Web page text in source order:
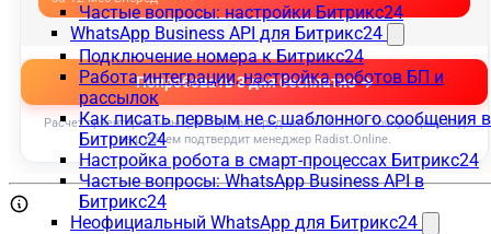
Частые вопросы: настройки Битрикс24
WhatsApp Business API для Битрикс24
Подключение номера к Битрикс24
Работа интеграции, настройка роботов БП и
рассылок
Как писать первым не с шаблонного сообщения в
Битрикс24
Настройка робота в смарт-процессах Битрикс24
Частые вопросы: WhatsApp Business API в
Битрикс24
Неофициальный WhatsApp для Битрикс24